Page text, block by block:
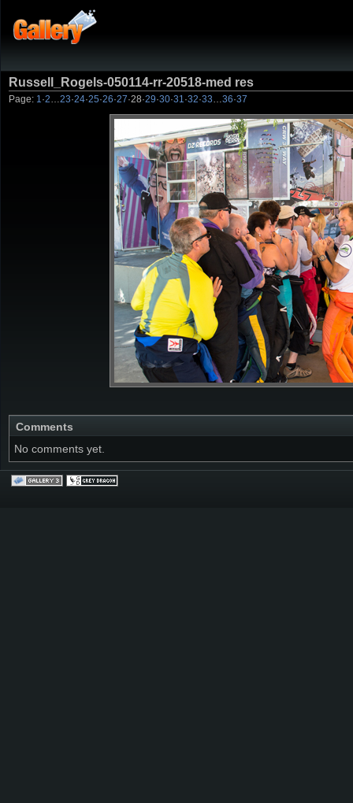
Russell_Rogels-050114-rr-20518-med res
Page: 1 ·2 23·24·25·26·27·28·29·30·31 ·32·33 36·37
Comments
No comments yet.